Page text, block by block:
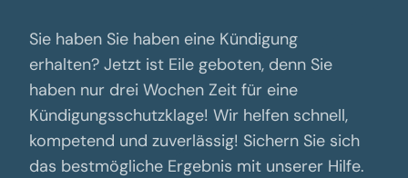
Sie haben Sie haben eine Kündigung
erhalten? Jetzt ist Eile geboten, denn Sie
haben nur drei Wochen Zeit für eine
Kündigungsschutzklage! Wir helfen schnell,
kompetend und zuverlässig! Sichern Sie sich
das bestmögliche Ergebnis mit unserer Hilfe.